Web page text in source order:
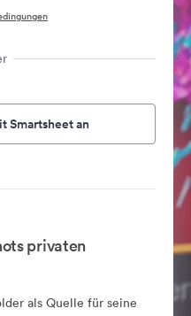
Smartsheet an
privaten
als Quelle für seine